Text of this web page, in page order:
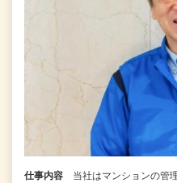
仕事内容
当社はマンションの管